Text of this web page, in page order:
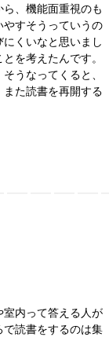
、機能面重視のも
すそうっていうの
くいなと思いまし
を考えたんです。
うなってくると、
た読書を再開する
内って答える人が
読書をするのは集